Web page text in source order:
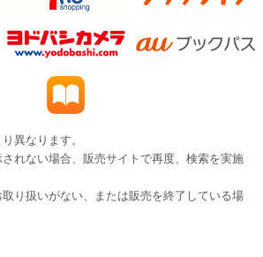
異なります。
れない場合、販売サイトで再度、検索を実施
り扱いがない、または販売を終了している場